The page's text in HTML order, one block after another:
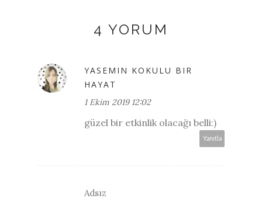
4 YORUM
YASEMIN KOKULU BIR
HAYAT
1 Ekim 2019 12:02
güzel bir etkinlik olacağı belli:)
Yanıtla
Adsız